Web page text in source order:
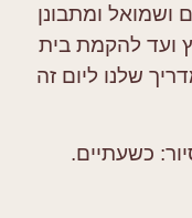
ושמואל ומתבונן
ועד להקמת בית
שלנו ליום זה
כשעתיים.